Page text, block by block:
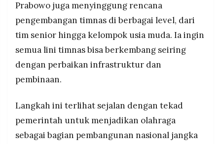
Prabowo juga menyinggung rencana
pengembangan timnas di berbagai level, dari
tim senior hingga kelompok usia muda. Ia ingin
semua lini timnas bisa berkembang seiring
dengan perbaikan infrastruktur dan
pembinaan.
Langkah ini terlihat sejalan dengan tekad
pemerintah untuk menjadikan olahraga
sebagai bagian pembangunan nasional jangka